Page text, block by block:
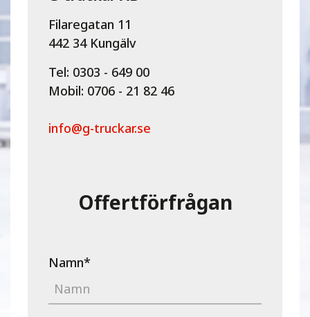
Filaregatan 11
442 34 Kungälv
Tel: 0303 - 649 00
Mobil: 0706 - 21 82 46
info@g-truckar.se
Offertförfrågan
Namn*